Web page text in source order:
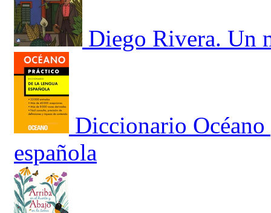
Diego Rivera. Un
Diccionario
española